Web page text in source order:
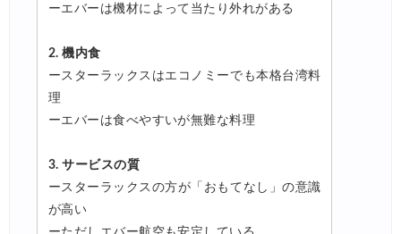
ーエバーは機材によって当たり外れがある
2. 機内食
ースターラックスはエコノミーでも本格台湾料
理
ーエバーは食べやすいが無難な料理
3. サービスの質
ースターラックスの方が「おもてなし」の意識
が高い